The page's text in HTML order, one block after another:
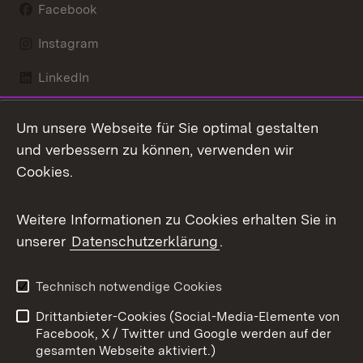
Facebook
Instagram
LinkedIn
X / Twitter
Youtube
Kontakt
Datenschutz
Barrierefreiheit
Impressum
Cookies
Um unsere Webseite für Sie optimal gestalten
und verbessern zu können, verwenden wir
Cookies.
Weitere Informationen zu Cookies erhalten Sie in
unserer Datenschutzerklärung.
Technisch notwendige Cookies
Drittanbieter-Cookies (Social-Media-Elemente von
Facebook, X / Twitter und Google werden auf der
gesamten Webseite aktiviert.)